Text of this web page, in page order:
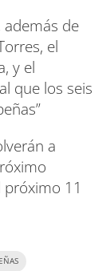
de
el
y el
que los seis
a
11